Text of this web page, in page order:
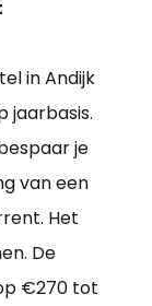
in Andijk
jaarbasis.
je
van een
Het
De
€270 tot